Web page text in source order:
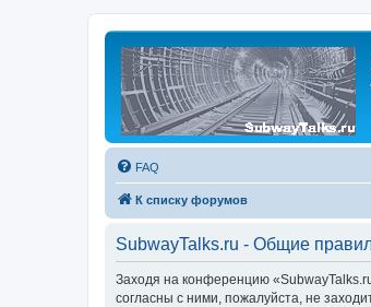
FAQ
К списку форумов
SubwayTalks.ru - Общие
Заходя на конференцию
согласны с ними, пожалуйста, не